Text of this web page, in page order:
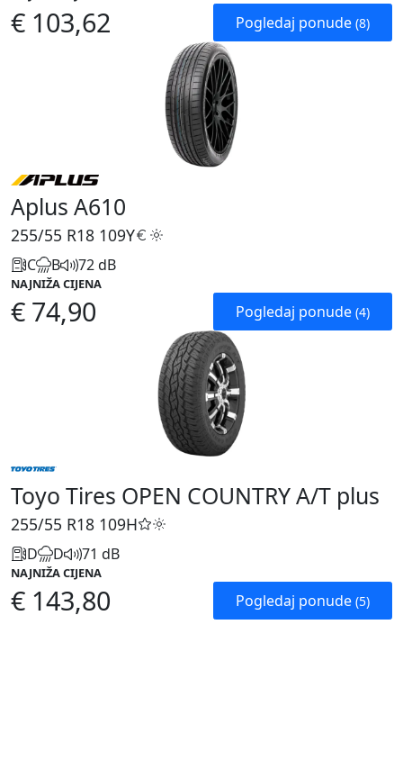
€ 103,62 Pogledaj ponude (8)
Aplus A610
255/55 R18 109Y
C B 72 dB
NAJNIŽA CIJENA
€ 74,90 Pogledaj ponude (4)
Toyo Tires OPEN COUNTRY A/T plus
255/55 R18 109H
D D 71 dB
NAJNIŽA CIJENA
€ 143,80 Pogledaj ponude (5)